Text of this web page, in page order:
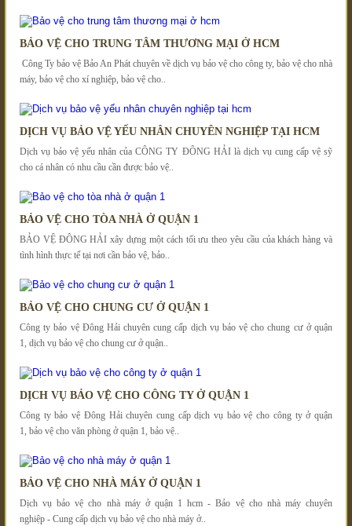
BẢO VỆ CHO TRUNG TÂM THƯƠNG MẠI Ở HCM
Công Ty bảo vệ Bảo An Phát chuyên về dịch vụ bảo vệ cho công ty, bảo vệ cho nhà
máy, bảo vệ cho xí nghiệp, bảo vệ cho..
DỊCH VỤ BẢO VỆ YẾU NHÂN CHUYÊN NGHIỆP TẠI HCM
Dịch vụ bảo vệ yếu nhân của CÔNG TY ĐÔNG HẢI là dịch vụ cung cấp vệ sỹ
cho cá nhân có nhu cầu cần được bảo vệ..
BẢO VỆ CHO TÒA NHÀ Ở QUẬN 1
BẢO VỆ ĐÔNG HẢI xây dựng một cách tối ưu theo yêu cầu của khách hàng và
tình hình thực tế tại nơi cần bảo vệ, bảo..
BẢO VỆ CHO CHUNG CƯ Ở QUẬN 1
Công ty bảo vệ Đông Hải chuyên cung cấp dịch vụ bảo vệ cho chung cư ở quận
1, dịch vụ bảo vệ cho chung cư ở quận..
DỊCH VỤ BẢO VỆ CHO CÔNG TY Ở QUẬN 1
Công ty bảo vệ Đông Hải chuyên cung cấp dịch vụ bảo vệ cho công ty ở quận
1, bảo vệ cho văn phòng ở quận 1, bảo vệ..
BẢO VỆ CHO NHÀ MÁY Ở QUẬN 1
Dịch vụ bảo vệ cho nhà máy ở quận 1 hcm - Bảo vệ cho nhà máy chuyên
nghiệp - Cung cấp dịch vụ bảo vệ cho nhà máy ở..